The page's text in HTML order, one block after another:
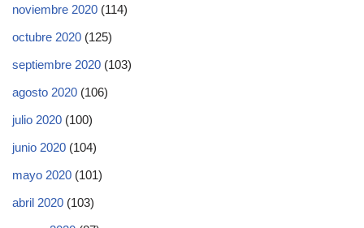
noviembre 2020 (114)
octubre 2020 (125)
septiembre 2020 (103)
agosto 2020 (106)
julio 2020 (100)
junio 2020 (104)
mayo 2020 (101)
abril 2020 (103)